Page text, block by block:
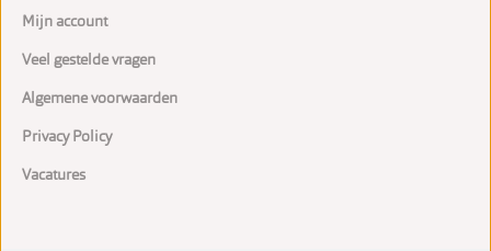
Mijn account
Veel gestelde vragen
Algemene voorwaarden
Privacy Policy
Vacatures